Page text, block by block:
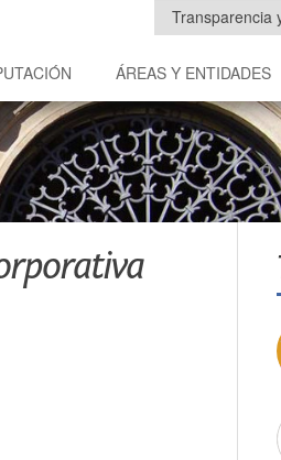
Transparencia
ÁREAS Y ENTIDADES